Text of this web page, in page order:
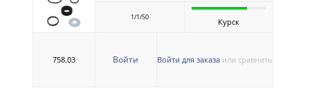
1/1/50 Курск
758.03 Войти Войти для заказа или сравнить